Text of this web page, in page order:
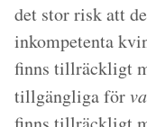
det stor risk att
inkompetenta
finns tillräckligt
tillgängliga för